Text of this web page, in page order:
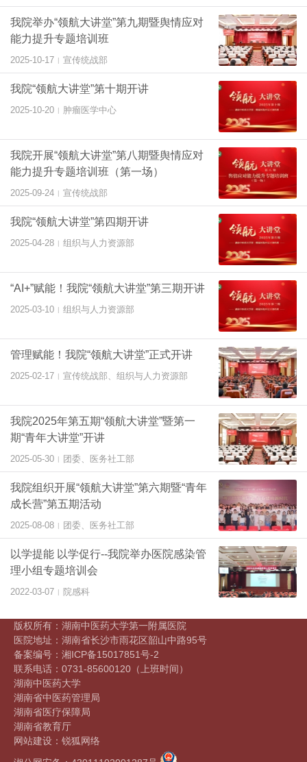
我院举办“领航大讲堂”第九期暨舆情应对
能力提升专题培训班
2025-10-17 | 宣传统战部
我院“领航大讲堂”第十期开讲
2025-10-20 | 肿瘤医学中心
我院开展“领航大讲堂”第八期暨舆情应对
能力提升专题培训班（第一场）
2025-09-24 | 宣传统战部
我院“领航大讲堂”第四期开讲
2025-04-28 | 组织与人力资源部
“AI+”赋能！我院“领航大讲堂”第三期开讲
2025-03-10 | 组织与人力资源部
管理赋能！我院“领航大讲堂”正式开讲
2025-02-17 | 宣传统战部、组织与人力资源部
我院2025年第五期“领航大讲堂”暨第一
期“青年大讲堂”开讲
2025-05-30 | 团委、医务社工部
我院组织开展“领航大讲堂”第六期暨“青年
成长营”第五期活动
2025-08-08 | 团委、医务社工部
以学提能 以学促行--我院举办医院感染管
理小组专题培训会
2022-03-07 | 院感科
版权所有：湖南中医药大学第一附属医院
医院地址：湖南省长沙市雨花区韶山中路95号
备案编号： 湘ICP备15017851号-2
联系电话：0731-85600120 （上班时间）
湖南中医药大学
湖南省中医药管理局
湖南省医疗保障局
湖南省教育厅
网站建设 ： 锐狐网络